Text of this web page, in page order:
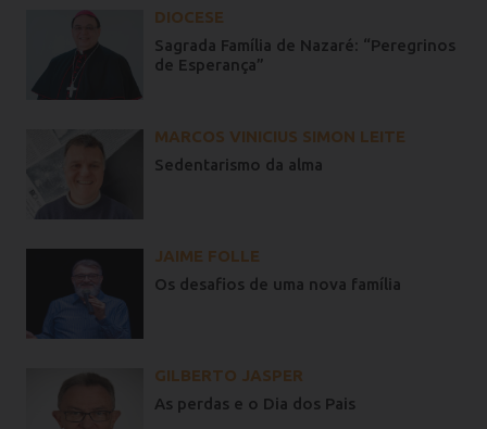
DIOCESE
Sagrada Família de Nazaré: “Peregrinos
de Esperança”
MARCOS VINICIUS SIMON LEITE
Sedentarismo da alma
JAIME FOLLE
Os desafios de uma nova família
GILBERTO JASPER
As perdas e o Dia dos Pais